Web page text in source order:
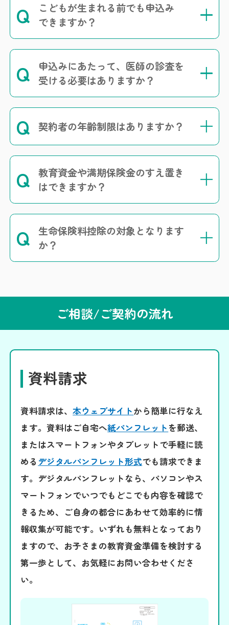
Q
こどもが生まれる前でも申込み
できますか？
Q
申込みにあたって、医師の診査を
受ける必要はありますか？
Q 契約者の年齢制限はありますか？
Q
教育資金や満期保険金のすえ置き
はできますか？
Q
生命保険料控除の対象となります
か？
ご相談/ご契約の流れ
資料請求
資料請求は、本ウェブサイトから簡単に行なえ
ます。資料はご自宅へ紙パンフレット を郵送、
またはスマートフォンやタブレットで手軽に読
める デジタルパンフレット形式でも請求できま
す。デジタルパンフレットなら、パソコンやス
マートフォンでいつでもどこでも内容を確認で
きるため、ご自身の都合にあわせて効率的に情
報収集が可能です。いずれも無料となっており
ますので、お子さまの教育資金準備を検討する
第一歩として、お気軽にお問い合わせくださ
い。